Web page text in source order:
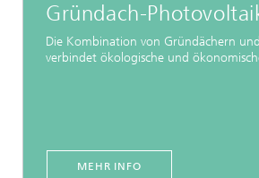
Gründach-
Die Kombination von Gründächern
verbindet ökologische und
MEHR INFO